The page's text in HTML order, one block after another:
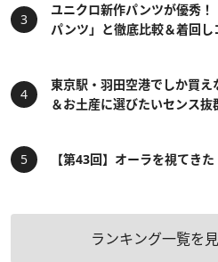
ユニクロ新作パンツが優秀
パンツ」と徹底比較＆着回し
東京駅・羽田空港でしか買
＆お土産に選びたいセンス抜
【第43回】オーラを視てきた
ランキング一覧を